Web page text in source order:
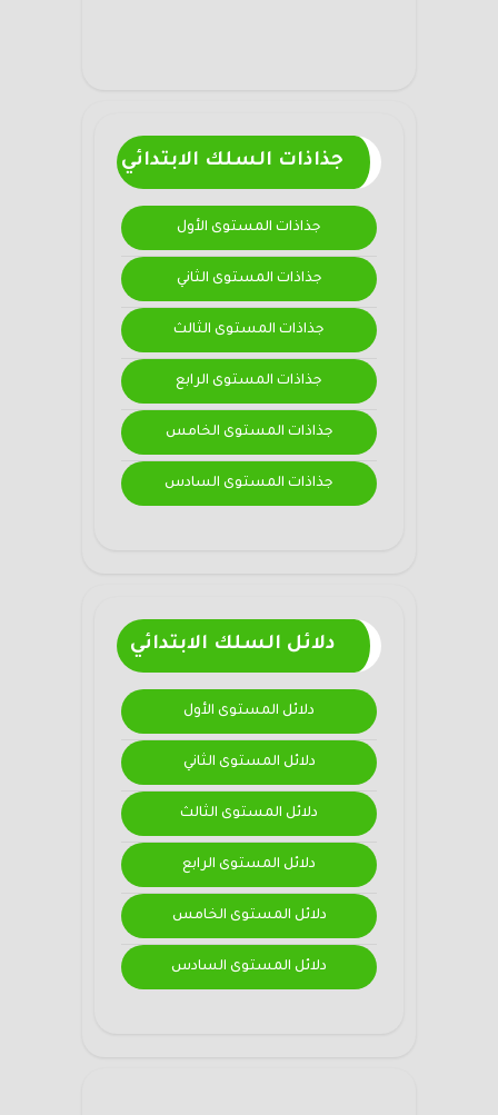
جذاذات السلك الابتدائي
جذاذات المستوى الأول
جذاذات المستوى الثاني
جذاذات المستوى الثالث
جذاذات المستوى الرابع
جذاذات المستوى الخامس
جذاذات المستوى السادس
دلائل السلك الابتدائي
دلائل المستوى الأول
دلائل المستوى الثاني
دلائل المستوى الثالث
دلائل المستوى الرابع
دلائل المستوى الخامس
دلائل المستوى السادس